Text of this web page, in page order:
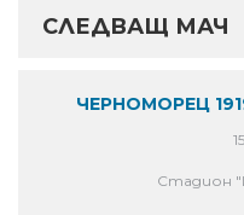
СЛЕДВАЩ МАЧ
ЧЕРНОМОРЕЦ
Стадион